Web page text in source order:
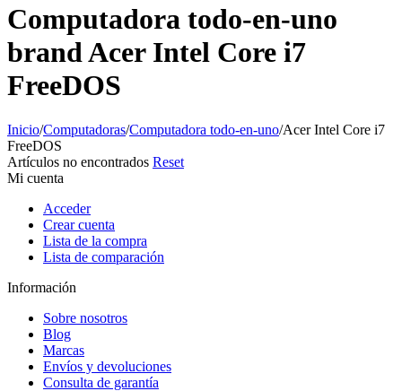
Computadora todo-en-uno
brand Acer Intel Core i7
FreeDOS
Inicio/Computadoras/Computadora todo-en-uno/Acer Intel Core i7
FreeDOS
Artículos no encontrados Reset
Mi cuenta
Acceder
Crear cuenta
Lista de la compra
Lista de comparación
Información
Sobre nosotros
Blog
Marcas
Envíos y devoluciones
Consulta de garantía